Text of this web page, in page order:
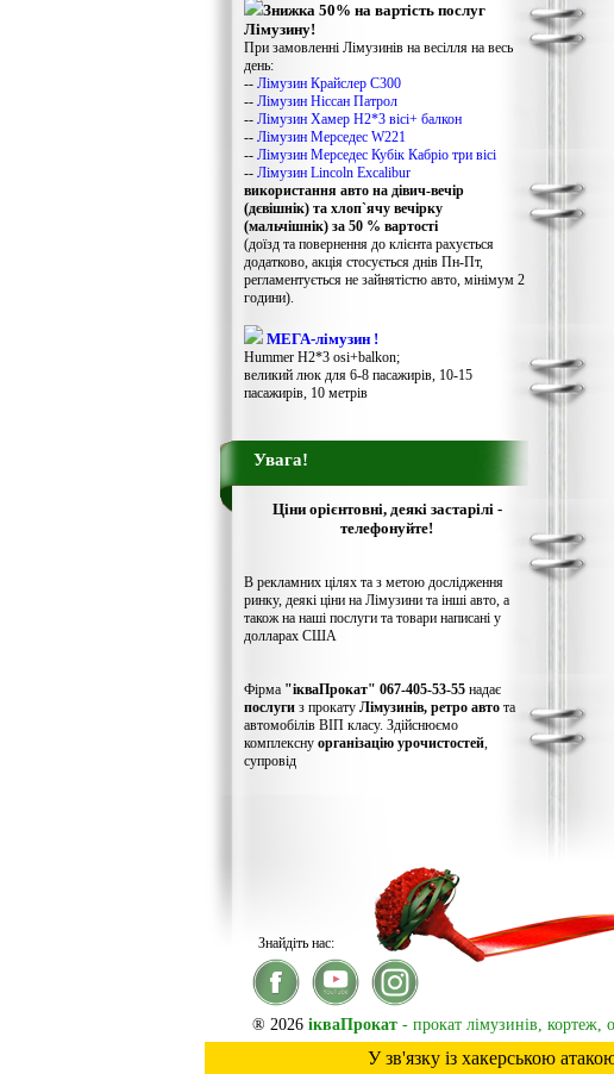
Знижка 50% на вартість послуг
Лімузину!
При замовленні Лімузинів на весілля на весь
день:
-- Лімузин Крайслер С300
-- Лімузин Ніссан Патрол
-- Лімузин Хамер Н2*3 вісі+ балкон
-- Лімузин Мерседес W221
-- Лімузин Мерседес Кубік Кабріо три вісі
-- Лімузин Lincoln Excalibur
використання авто на дівич-вечір
(дєвішнік) та хлоп`ячу вечірку
(мальчішнік) за 50 % вартості
(доїзд та повернення до клієнта рахується
додатково, акція стосується днів Пн-Пт,
регламентується не зайнятістю авто, мінімум 2
години).
МЕГА-лімузин !
Hummer H2*3 osi+balkon;
великий люк для 6-8 пасажирів, 10-15
пасажирів, 10 метрів
Увага!
Ціни орієнтовні, деякі застарілі -
телефонуйте!
В рекламних цілях та з метою дослідження
ринку, деякі ціни на Лімузини та інші авто, а
також на наші послуги та товари написані у
долларах США
Фірма "ікваПрокат" 067-405-53-55 надає
послуги з прокату Лімузинів, ретро авто та
автомобілів ВІП класу. Здійснюємо
комплексну організацію урочистостей,
супровід
Знайдіть нас:
® 2026 ікваПрокат - прокат лімузинів, кортеж,
У зв'язку із хакерською